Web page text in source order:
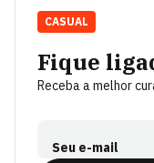
Fique
Receba a melhor
Seu e-mail
CASUAL